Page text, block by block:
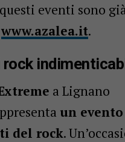
eventi sono
www.azalea.it.
rock
a Lignano
un
del rock.